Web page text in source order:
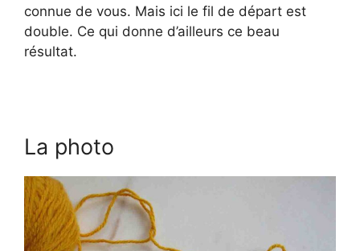
connue de vous. Mais ici le fil de départ est
double. Ce qui donne d’ailleurs ce beau
résultat.
La photo